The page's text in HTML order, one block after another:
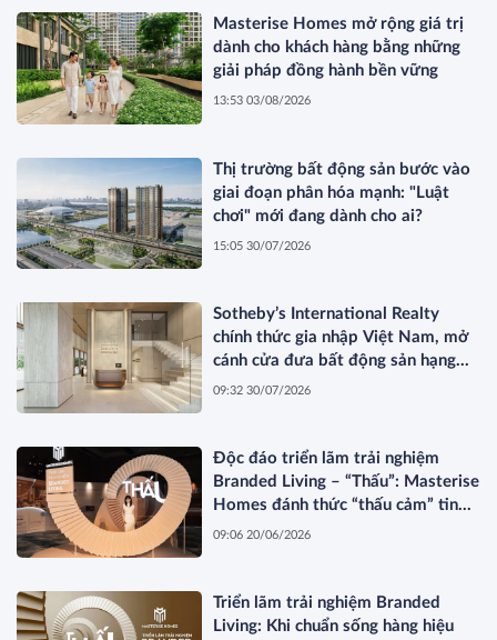
Masterise Homes mở rộng giá trị
dành cho khách hàng bằng những
giải pháp đồng hành bền vững
13:53 03/08/2026
Thị trường bất động sản bước vào
giai đoạn phân hóa mạnh: "Luật
chơi" mới đang dành cho ai?
15:05 30/07/2026
Sotheby’s International Realty
chính thức gia nhập Việt Nam, mở
cánh cửa đưa bất động sản hạng
sang kết nối toàn cầu
09:32 30/07/2026
Độc đáo triển lãm trải nghiệm
Branded Living – “Thấu”: Masterise
Homes đánh thức “thấu cảm” tinh
hoa về không gian sống hàng hiệu
09:06 20/06/2026
Triển lãm trải nghiệm Branded
Living: Khi chuẩn sống hàng hiệu